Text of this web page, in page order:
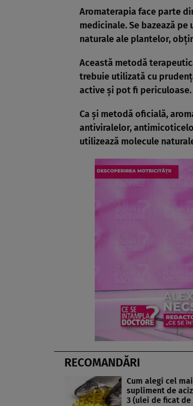
Aromaterapia face parte
medicinale. Se bazează
naturale ale plantelor,
Această metodă
trebuie utilizată cu
active şi pot fi periculoase.
Ca şi metodă oficială,
antiviralelor,
utilizează molecule
RECOMANDĂRI
Cum alegi cel
supliment de
3 (ulei de ficat de